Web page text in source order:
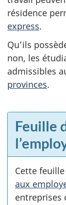
résidence
express.
Qu’ils
non, les
admissibles
provinces.
E
n
v
e
d
Feuille
Cette
aux
entreprises